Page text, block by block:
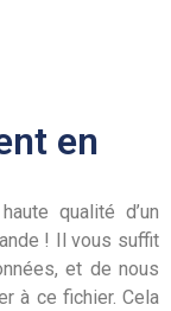
en
qualité d’un
! Il vous suffit
et de nous
à ce fichier. Cela